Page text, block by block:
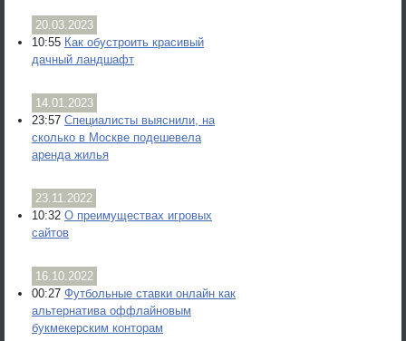
20.03.2023
10:55 Как обустроить красивый
дачный ландшафт
14.01.2023
23:57 Специалисты выяснили, на
сколько в Москве подешевела
аренда жилья
23.11.2022
10:32 О преимуществах игровых
сайтов
16.10.2022
00:27 Футбольные ставки онлайн как
альтернатива оффлайновым
букмекерским конторам